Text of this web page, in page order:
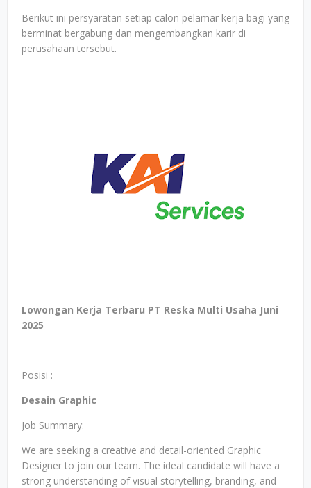
Berikut ini persyaratan setiap calon pelamar kerja bagi yang
berminat bergabung dan mengembangkan karir di
perusahaan tersebut.
Lowongan Kerja Terbaru PT Reska Multi Usaha Juni
2025
Posisi :
Desain Graphic
Job Summary:
We are seeking a creative and detail-oriented Graphic
Designer to join our team. The ideal candidate will have a
strong understanding of visual storytelling, branding, and